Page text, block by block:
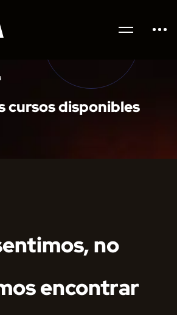
cursos disponibles
no
encontrar